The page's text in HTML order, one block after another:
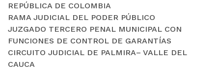
REPÚBLICA DE COLOMBIA
RAMA JUDICIAL DEL PODER PÚBLICO
JUZGADO TERCERO PENAL MUNICIPAL CON
FUNCIONES DE CONTROL DE GARANTÍAS
CIRCUITO JUDICIAL DE PALMIRA– VALLE DEL
CAUCA